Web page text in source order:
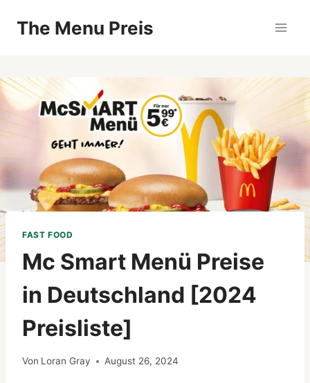
InhaltThe Menu Preis
FAST FOOD
Mc Smart Menü Preise
in Deutschland [2024
Preisliste]
Von Loran Gray August 26, 2024